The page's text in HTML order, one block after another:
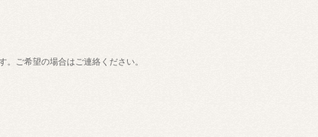
ご希望の場合はご連絡ください。